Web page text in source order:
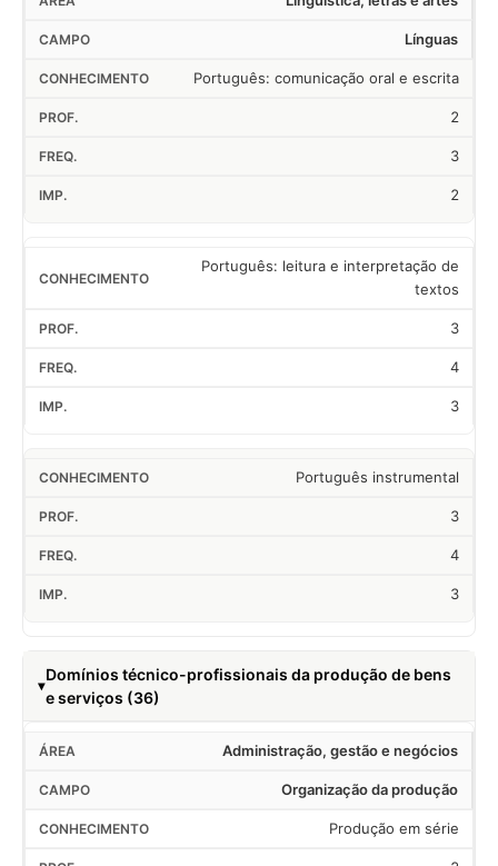
Línguas
Português: comunicação oral e escrita
2
3
2
Português: leitura e interpretação de
textos
3
4
3
Português instrumental
3
4
3
Domínios técnico-profissionais da produção de bens
e serviços (36)
Administração, gestão e negócios
Organização da produção
Produção em série